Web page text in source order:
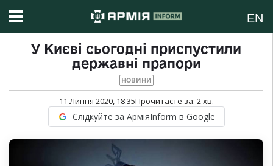
EN
У Києві сьогодні приспустили
державні прапори
НОВИНИ
11 Липня 2020, 18:35Прочитаєте за: 2хв.
Слідкуйте за АрміяInform в Google